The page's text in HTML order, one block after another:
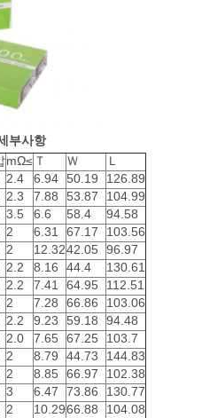
부사항
mΩ≤ Ｔ Ｗ
Ｌ
2.4 6.94 50.19
126.89
2.3 7.88 53.87
104.99
3.5 6.6 58.4
94.58
2 6.31 67.17
103.56
2 12.3242.05
96.97
2.2 8.16 44.4
130.61
2.2 7.41 64.95
112.51
2 7.28 66.86
103.06
2.2 9.23 59.18
94.48
2.0 7.65 67.25
103.7
2 8.79 44.73
144.83
2 8.85 66.97
102.38
3 6.47 73.86
130.77
2 10.2966.88
104.08